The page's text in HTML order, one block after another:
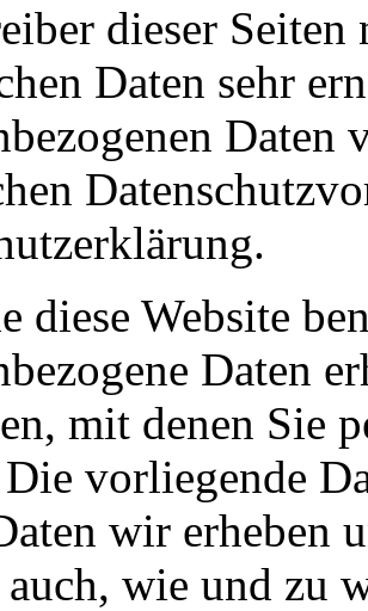
dieser Seiten
Daten sehr
Daten
diese Website
Daten
mit denen Sie
vorliegende
wir erheben
wie und zu